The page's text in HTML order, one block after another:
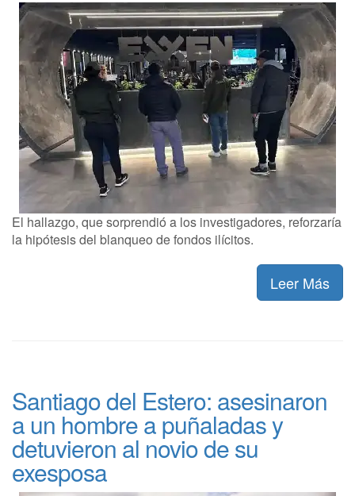
El hallazgo, que sorprendió a los investigadores, reforzaría
la hipótesis del blanqueo de fondos ilícitos.
Leer Más
Santiago del Estero: asesinaron
a un hombre a puñaladas y
detuvieron al novio de su
exesposa